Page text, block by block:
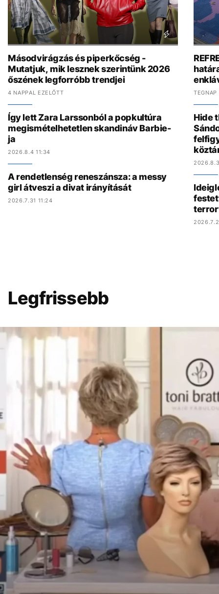
Másodvirágzás és piperkőcség -
Mutatjuk, mik lesznek szerintünk 2026
őszének legforróbb trendjei
4 NAPPAL EZELŐTT
Így lett Zara Larssonból a popkultúra
megismételhetetlen skandináv Barbie-
ja
2026.8.4 11:34
A rendetlenség reneszánsza: a messy
girl átveszi a divat irányítását
2026.7.31 11:24
Hide
Legfrissebb